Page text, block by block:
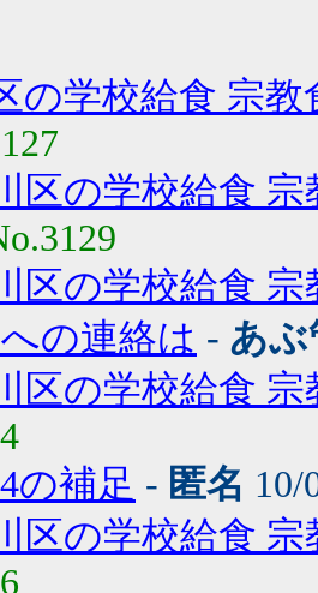
の学校給食 宗教
区の学校給食
区の学校給食
の連絡は - あぶ
区の学校給食
の補足 - 匿名 10/
区の学校給食